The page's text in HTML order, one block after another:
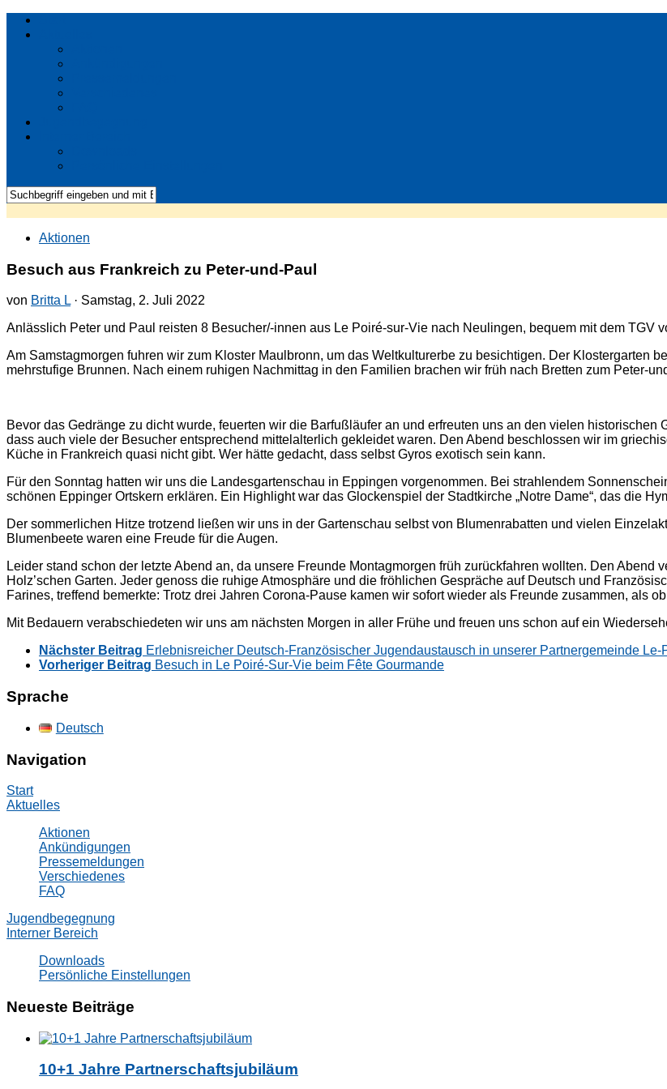
Aktionen
Besuch aus Frankreich zu Peter-und-Paul
von Britta L· Samstag, 2. Juli 2022
Anlässlich Peter und Paul reisten 8 Besucher/-innen aus Le Poiré-sur-Vie nach Neulingen, bequem mit dem TGV
Am Samstagmorgen fuhren wir zum Kloster Maulbronn, um das Weltkulturerbe zu besichtigen. Der Klostergarten
mehrstufige Brunnen. Nach einem ruhigen Nachmittag in den Familien brachen wir früh nach Bretten zum Peter-
Bevor das Gedränge zu dicht wurde, feuerten wir die Barfußläufer an und erfreuten uns an den vielen
dass auch viele der Besucher entsprechend mittelalterlich gekleidet waren. Den Abend beschlossen wir im
Küche in Frankreich quasi nicht gibt. Wer hätte gedacht, dass selbst Gyros exotisch sein kann.
Für den Sonntag hatten wir uns die Landesgartenschau in Eppingen vorgenommen. Bei strahlendem
schönen Eppinger Ortskern erklären. Ein Highlight war das Glockenspiel der Stadtkirche „Notre Dame“, das die
Der sommerlichen Hitze trotzend ließen wir uns in der Gartenschau selbst von Blumenrabatten und vielen
Blumenbeete waren eine Freude für die Augen.
Leider stand schon der letzte Abend an, da unsere Freunde Montagmorgen früh zurückfahren wollten. Den Abend
Holz’schen Garten. Jeder genoss die ruhige Atmosphäre und die fröhlichen Gespräche auf Deutsch und
Farines, treffend bemerkte: Trotz drei Jahren Corona-Pause kamen wir sofort wieder als Freunde zusammen, als
Mit Bedauern verabschiedeten wir uns am nächsten Morgen in aller Frühe und freuen uns schon auf ein
Nächster Beitrag Erlebnisreicher Deutsch-Französischer Jugendaustausch in unserer Partnergemeinde
Vorheriger Beitrag Besuch in Le Poiré-Sur-Vie beim Fête Gourmande
Sprache
Deutsch
Navigation
Start
Aktuelles
Aktionen
Ankündigungen
Pressemeldungen
Verschiedenes
FAQ
Jugendbegegnung
Interner Bereich
Downloads
Persönliche Einstellungen
Neueste Beiträge
10+1 Jahre Partnerschaftsjubiläum